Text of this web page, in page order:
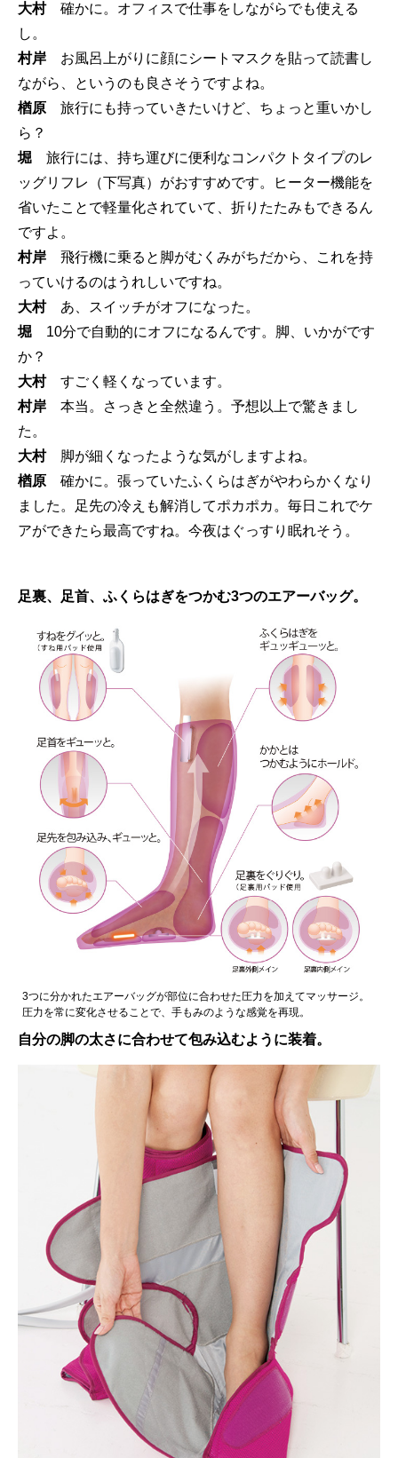
大村確かに。オフィスで仕事をしながらでも使える
し。
村岸 お風呂上がりに顔にシートマスクを貼って読書し
ながら、というのも良さそうですよね。
楢原 旅行にも持っていきたいけど、ちょっと重いかし
ら？
堀 旅行には、持ち運びに便利なコンパクトタイプのレ
ッグリフレ（下写真）がおすすめです。ヒーター機能を
省いたことで軽量化されていて、折りたたみもできるん
ですよ。
村岸 飛行機に乗ると脚がむくみがちだから、これを持
っていけるのはうれしいですね。
大村あ、スイッチがオフになった。
堀 10分で自動的にオフになるんです。脚、いかがです
か？
大村すごく軽くなっています。
村岸 本当。さっきと全然違う。予想以上で驚きまし
た。
大村脚が細くなったような気がしますよね。
楢原 確かに。張っていたふくらはぎがやわらかくなり
ました。足先の冷えも解消してポカポカ。毎日これでケ
アができたら最高ですね。今夜はぐっすり眠れそう。
足裏、足首、ふくらはぎをつかむ3つのエアーバッグ。
3つに分かれたエアーバッグが部位に合わせた圧力を加えてマッサージ。
圧力を常に変化させることで、手もみのような感覚を再現。
自分の脚の太さに合わせて包み込むように装着。